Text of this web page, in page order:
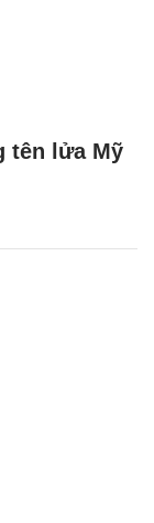
tên lửa Mỹ